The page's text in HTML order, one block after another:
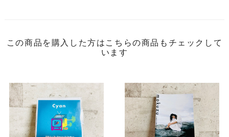
この商品を購入した方はこちらの商品もチェックして
います